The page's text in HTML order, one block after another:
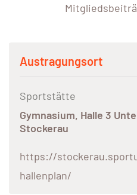
Austragungsort
Sportstätte
Gymnasium, Halle 3
Stockerau
https://
hallenplan/